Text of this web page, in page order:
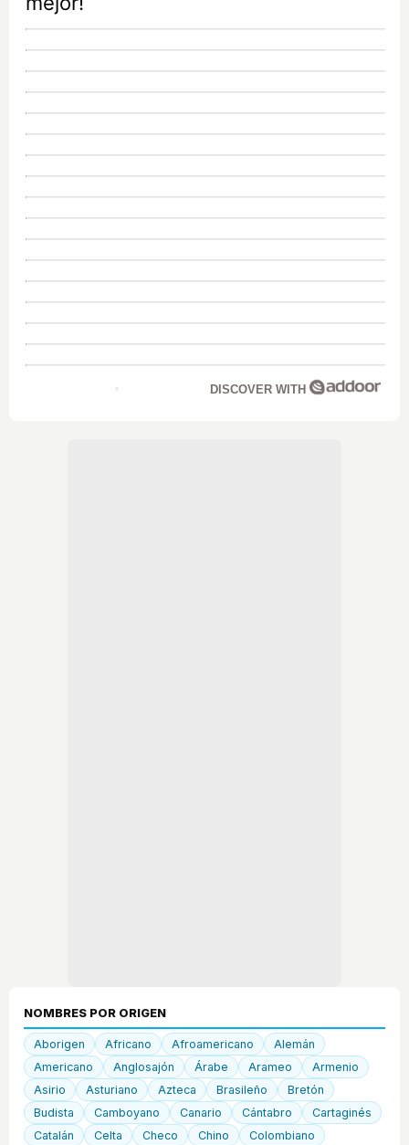
DISCOVER WITH
NOMBRES POR ORIGEN
Aborigen Africano Afroamericano
Alemán
Americano
Anglosajón Árabe Arameo
Armenio
Asirio
Asturiano Azteca Brasileño
Bretón
Budista
Camboyano Canario Cántabro
Cartaginés
Catalán
Celta Checo Chino
Colombiano